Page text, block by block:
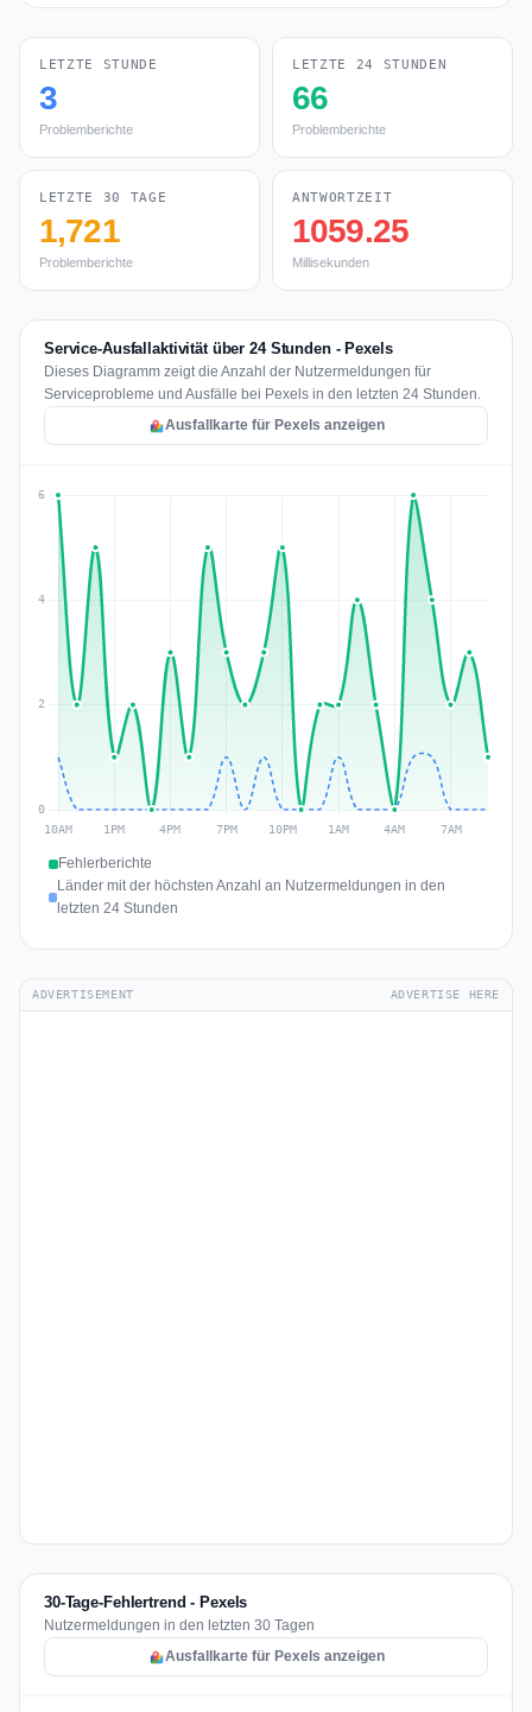
LETZTE STUNDE
3
Problemberichte
LETZTE 24 STUNDEN
66
Problemberichte
LETZTE 30 TAGE
1,721
Problemberichte
ANTWORTZEIT
1059.25
Millisekunden
Service-Ausfallaktivität über 24 Stunden - Pexels
Dieses Diagramm zeigt die Anzahl der Nutzermeldungen für
Serviceprobleme und Ausfälle bei Pexels in den letzten 24 Stunden.
Ausfallkarte für Pexels anzeigen
Fehlerberichte
Länder mit der höchsten Anzahl an Nutzermeldungen in den
letzten 24 Stunden
ADVERTISEMENT ADVERTISE HERE
30-Tage-Fehlertrend - Pexels
Nutzermeldungen in den letzten 30 Tagen
Ausfallkarte für Pexels anzeigen